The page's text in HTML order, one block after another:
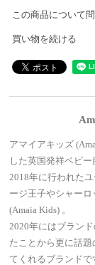
この商品について
買い物を続ける
アマイアキッズ
した英国発祥ベビー
2018年に行われた
ージ王子やシャー
(Amaia Kids) 。
2020年にはブラン
たことから更に話
てくれるブランドで